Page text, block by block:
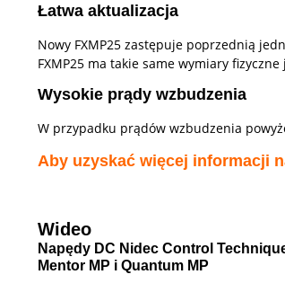
Łatwa aktualizacja
Nowy FXMP25 zastępuje poprzednią
FXMP25 ma takie same wymiary
Wysokie prądy wzbudzenia
W przypadku prądów wzbudzenia
Aby uzyskać więcej informacji
Wideo
Napędy DC Nidec Control
Mentor MP i Quantum MP